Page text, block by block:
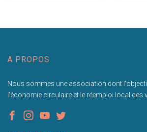
A PROPOS
Nous sommes une association dont
l'économie circulaire et le réemploi local des